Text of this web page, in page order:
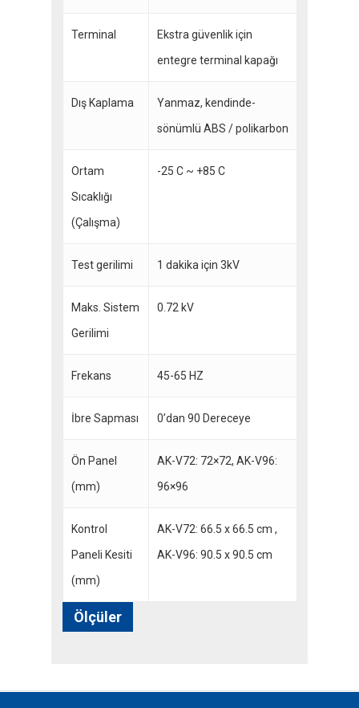
Terminal
Ekstra güvenlik için
entegre terminal kapağı
Dış Kaplama
Yanmaz, kendinde-
sönümlü ABS / polikarbon
Ortam
Sıcaklığı
(Çalışma)
-25 C ~ +85 C
Test gerilimi 1 dakika için 3kV
Maks. Sistem
Gerilimi
0.72 kV
Frekans 45-65 HZ
İbre Sapması 0’dan 90 Dereceye
Ön Panel
(mm)
AK-V72: 72×72, AK-V96:
96×96
Kontrol
Paneli Kesiti
(mm)
AK-V72: 66.5 x 66.5 cm ,
AK-V96: 90.5 x 90.5 cm
Ölçüler